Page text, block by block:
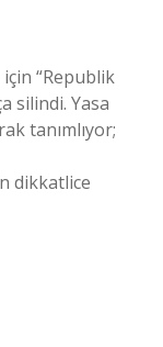
için “Republik
silindi. Yasa
tanımlıyor;
dikkatlice